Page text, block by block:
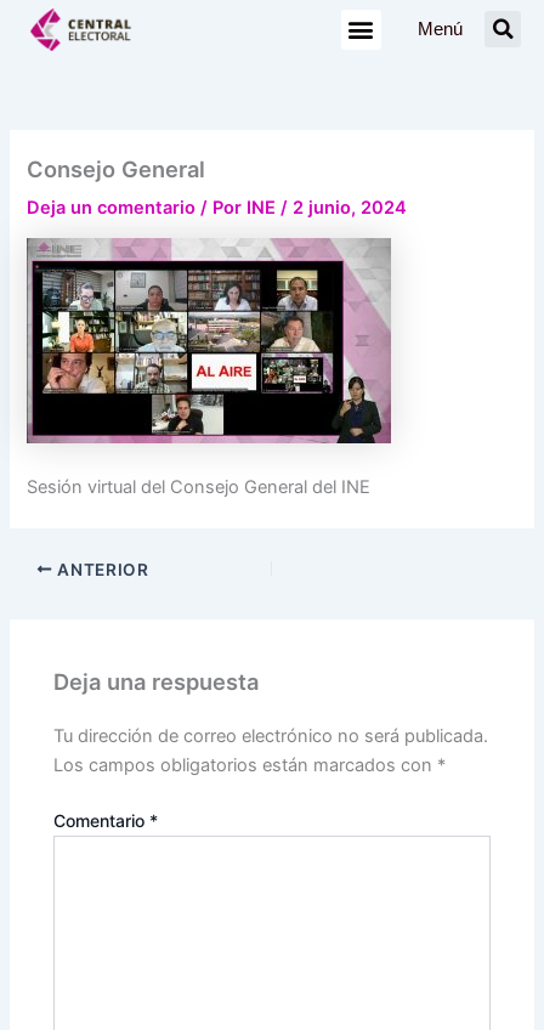
Menú
Consejo General
Deja un comentario / Por INE/ 2 junio, 2024
Sesión virtual del Consejo General del INE
ANTERIOR
Deja una respuesta
Tu dirección de correo electrónico no será publicada.
Los campos obligatorios están marcados con *
Comentario *